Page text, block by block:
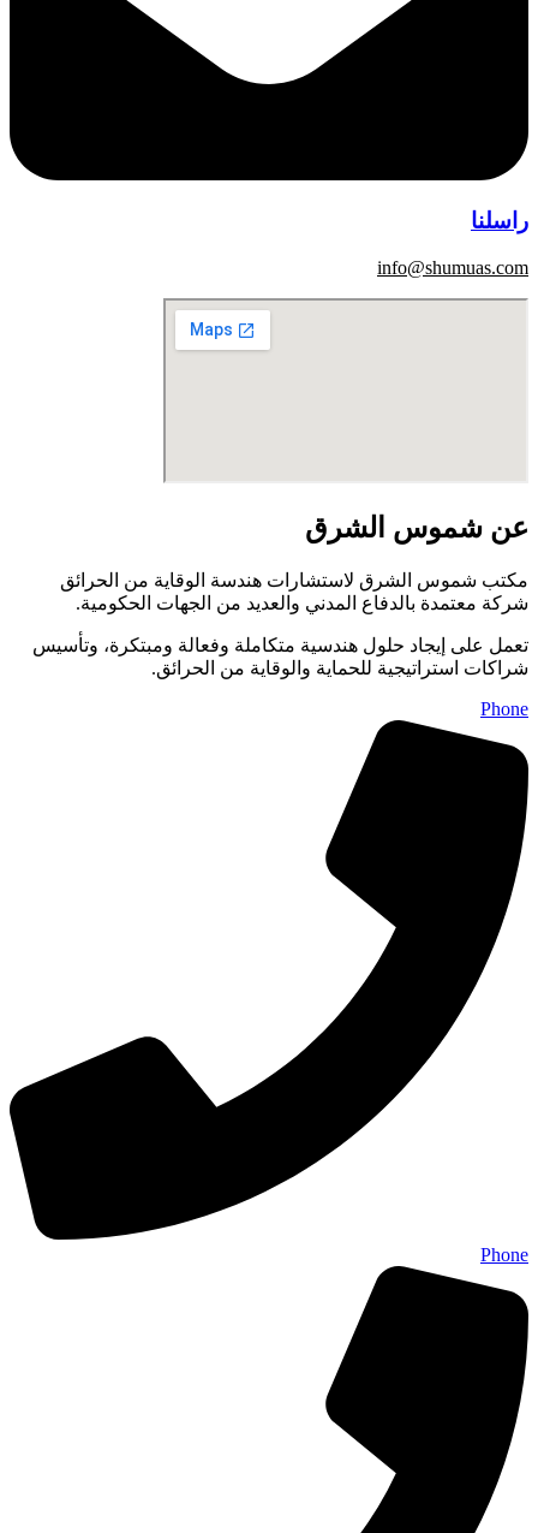
راسلنا
info@shumuas.com
عن شموس الشرق
مكتب شموس الشرق لاستشارات هندسة الوقاية من الحرائق
شركة معتمدة بالدفاع المدني والعديد من الجهات الحكومية.
تعمل على إيجاد حلول هندسية متكاملة وفعالة ومبتكرة، وتأسيس
شراكات استراتيجية للحماية والوقاية من الحرائق.
Phone
Phone